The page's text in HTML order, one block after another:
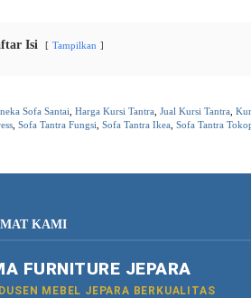
Isi Tampilkan
Sofa Santai Harga Kursi Tantra Jual Kursi Tantra
Sofa Tantra Fungsi Sofa Tantra Ikea Sofa Tantra
KAMI
FURNITURE JEPARA
MEBEL JEPARA BERKUALITAS